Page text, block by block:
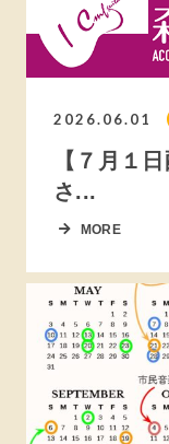
2026.06.01
【７月１
さ...
MORE